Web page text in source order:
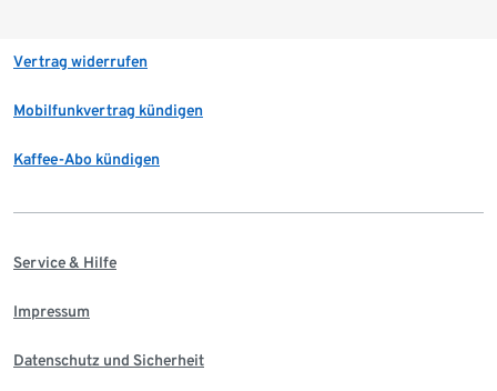
Vertrag widerrufen
Mobilfunkvertrag kündigen
Kaffee-Abo kündigen
Service & Hilfe
Impressum
Datenschutz und Sicherheit